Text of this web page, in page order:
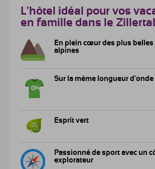
L'hôtel idéal pour vos
en famille dans le Zillertal
En plein cœur des plus belles
alpines
Sur la même longueur d'onde
Esprit vert
Passionné de sport avec un
explorateur